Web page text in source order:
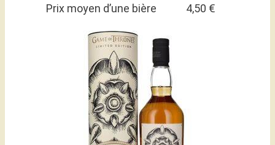
Prix moyen d’une bière 4,50 €